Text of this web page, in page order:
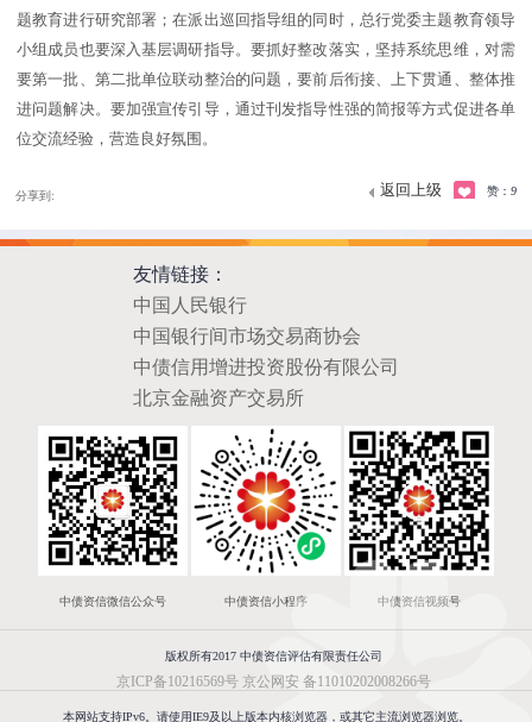
题教育进行研究部署；在派出巡回指导组的同时，总行党委主题教育领导
小组成员也要深入基层调研指导。要抓好整改落实，坚持系统思维，对需
要第一批、第二批单位联动整治的问题，要前后衔接、上下贯通、整体推
进问题解决。要加强宣传引导，通过刊发指导性强的简报等方式促进各单
位交流经验，营造良好氛围。
分享到: 返回上级 赞： 9
友情链接：
中国人民银行
中国银行间市场交易商协会
中债信用增进投资股份有限公司
北京金融资产交易所
中债资信微信公众号 中债资信小程序 中债资信视频号
版权所有2017 中债资信评估有限责任公司
京ICP备10216569号 京公网安 备11010202008266号
本网站支持IPv6。请使用IE9及以上版本内核浏览器，或其它主流浏览器浏览。